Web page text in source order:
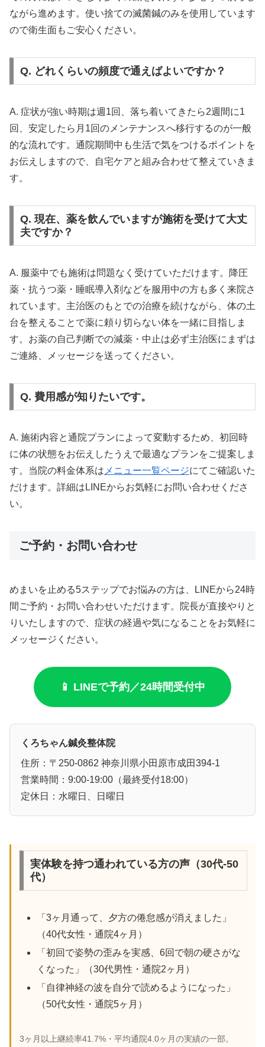
ながら進めます。使い捨ての滅菌鍼のみを使用しています
ので衛生面もご安心ください。
Q. どれくらいの頻度で通えばよいですか？
A. 症状が強い時期は週1回、落ち着いてきたら2週間に1
回、安定したら月1回のメンテナンスへ移行するのが一般
的な流れです。通院期間中も生活で気をつけるポイントを
お伝えしますので、自宅ケアと組み合わせて整えていきま
す。
Q. 現在、薬を飲んでいますが施術を受けて大丈
夫ですか？
A. 服薬中でも施術は問題なく受けていただけます。降圧
薬・抗うつ薬・睡眠導入剤などを服用中の方も多く来院さ
れています。主治医のもとでの治療を続けながら、体の土
台を整えることで薬に頼り切らない体を一緒に目指しま
す。お薬の自己判断での減薬・中止は必ず主治医にまずは
ご連絡、メッセージを送ってください。
Q. 費用感が知りたいです。
A. 施術内容と通院プランによって変動するため、初回時
に体の状態をお伝えしたうえで最適なプランをご提案しま
す。当院の料金体系は メニュー一覧ページにてご確認いた
だけます。詳細はLINEからお気軽にお問い合わせくださ
い。
ご予約・お問い合わせ
めまいを止める5ステップでお悩みの方は、LINEから24時
間ご予約・お問い合わせいただけます。院長が直接やりと
りいたしますので、症状の経過や気になることをお気軽に
メッセージください。
📱 LINEで予約／24時間受付中
くろちゃん鍼灸整体院
住所：〒250-0862 神奈川県小田原市成田394-1
営業時間：9:00-19:00（最終受付18:00）
定休日：水曜日、日曜日
実体験を持つ通われている方の声（30代-50
代）
「3ヶ月通って、夕方の倦怠感が消えました」
（40代女性・通院4ヶ月）
「初回で姿勢の歪みを実感、6回で朝の硬さがな
くなった」（30代男性・通院2ヶ月）
「自律神経の波を自分で読めるようになった」
（50代女性・通院5ヶ月）
3ヶ月以上継続率41.7%・平均通院4.0ヶ月の実績の一部。